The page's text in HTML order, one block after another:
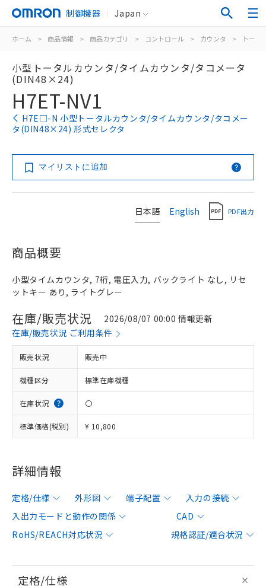
制御機器 Japan
ホーム > 商品情報 > 商品カテゴリ > コントロール > カウンタ > トータ
小型トータルカウンタ/タイムカウンタ/タコメータ
(DIN48×24)
H7ET-NV1
H7E□-N 小型トータルカウンタ/タイムカウンタ/タコメー
タ(DIN48×24) 形式セレクタ
マイリストに追加
日本語 English PDF出力
商品概要
小型タイムカウンタ, 7桁, 電圧入力, バックライト なし, リセ
ットキー あり, ライトグレー
在庫/販売状況
2026/08/07 00:00 情報更新
在庫/販売状況 ご利用条件
販売状況 販売中
機種区分 標準在庫機種
在庫状況 〇
標準価格(税別) ¥ 10,800
詳細情報
定格/仕様 外形図 端子配置
入力の接続
入出力モードと動作の関係
CAD
RoHS/REACH対応状況
規格認証/適合状況
定格/仕様